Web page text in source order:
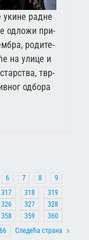
уки­не рад­не
од­ло­жи при­
ро­ди­те­
на ули­це и
твр­
од­бо­ра
6 7 8
9
317 318
319
326 327
328
358 359
360
Следећа страна